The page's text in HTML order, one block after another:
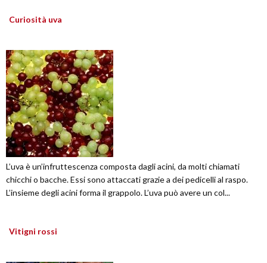
Curiosità uva
L’uva è un’infruttescenza composta dagli acini, da molti chiamati
chicchi o bacche. Essi sono attaccati grazie a dei pedicelli al raspo.
L’insieme degli acini forma il grappolo. L’uva può avere un col...
Vitigni rossi